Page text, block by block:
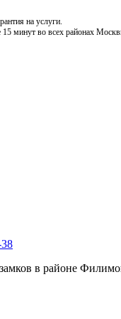
на услуги.
15 минут во всех районах
в районе